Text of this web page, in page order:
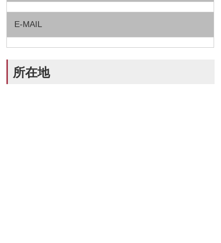
E-MAIL
所在地